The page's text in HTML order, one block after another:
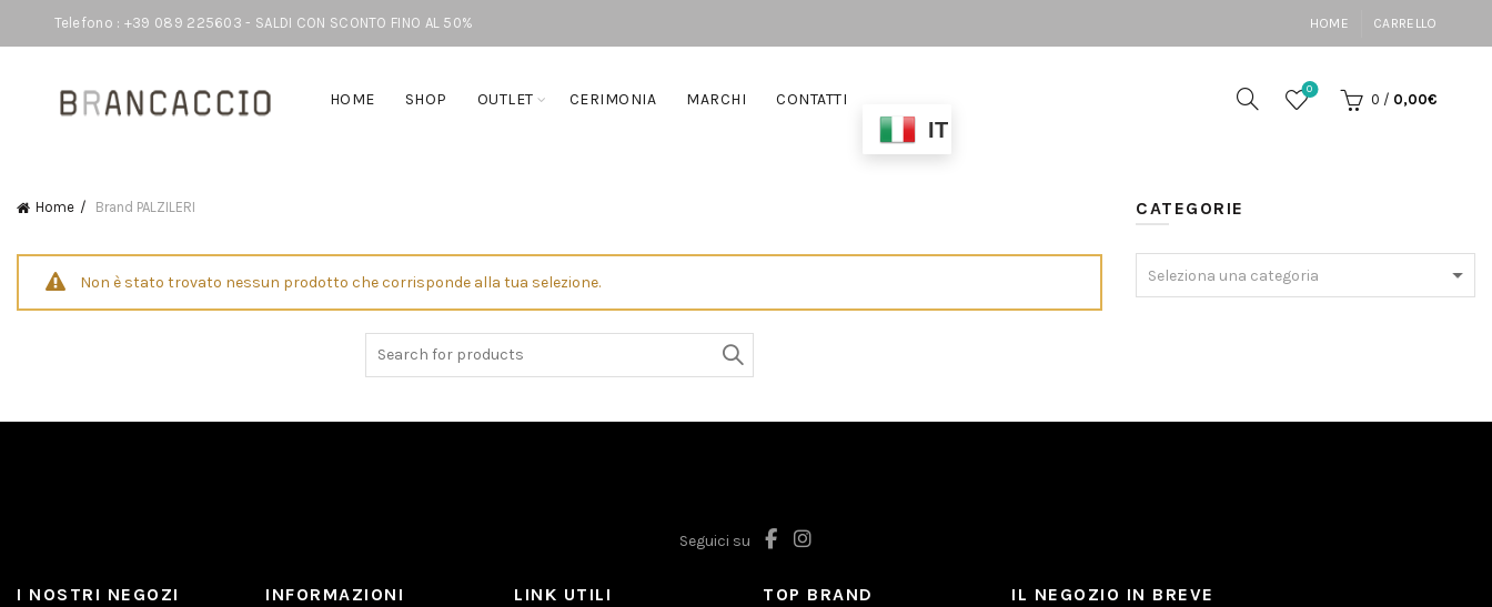
Telefono : +39 089 225603 - SALDI CON SCONTO FINO AL 50% HOME CARRELLO
HOME SHOP OUTLET CERIMONIA MARCHI CONTATTI
IT
0
0 / 0,00€
Home Brand PALZILERI
Non è stato trovato nessun prodotto che corrisponde alla tua selezione.
CATEGORIE
Seleziona una categoria
Seguici su
I NOSTRI NEGOZI INFORMAZIONI LINK UTILI TOP BRAND IL NEGOZIO IN BREVE